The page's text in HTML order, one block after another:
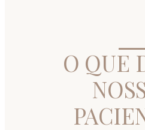
O QUE